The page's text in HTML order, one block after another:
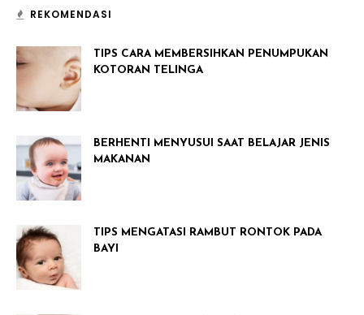
REKOMENDASI
TIPS CARA MEMBERSIHKAN PENUMPUKAN
KOTORAN TELINGA
BERHENTI MENYUSUI SAAT BELAJAR JENIS
MAKANAN
TIPS MENGATASI RAMBUT RONTOK PADA
BAYI